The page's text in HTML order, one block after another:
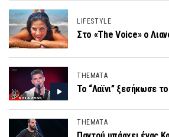
LIFESTYLE
Στο «The Voice» ο
THEMATA
Το “Λαϊνι” ξεσήκωσε
THEMATA